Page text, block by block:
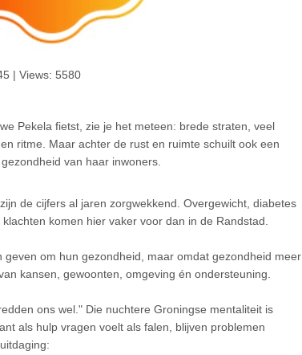
| Views: 5580
Pekela fietst, zie je het meteen: brede straten, veel
ritme. Maar achter de rust en ruimte schuilt ook een
van haar inwoners.
de cijfers al jaren zorgwekkend. Overgewicht, diabetes
komen hier vaker voor dan in de Randstad.
om hun gezondheid, maar omdat gezondheid meer
kansen, gewoonten, omgeving én ondersteuning.
ons wel." Die nuchtere Groningse mentaliteit is
als hulp vragen voelt als falen, blijven problemen